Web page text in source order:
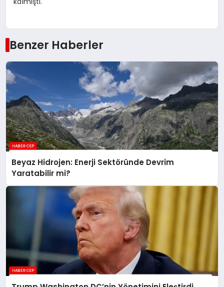
Benzer Haberler
Beyaz Hidrojen: Enerji Sektöründe Devrim
Yaratabilir mi?